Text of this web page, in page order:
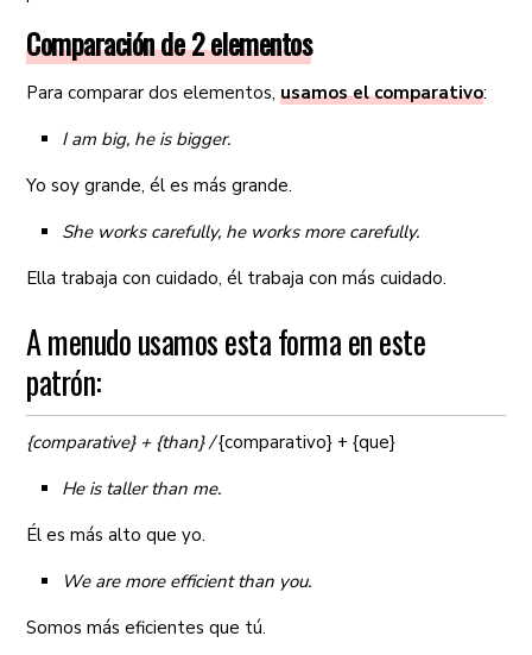
Comparación de 2 elementos
Para comparar dos elementos,usamos el comparativo:
I am big, he is bigger.
Yo soy grande, él es más grande.
She works carefully, he works more carefully.
Ella trabaja con cuidado, él trabaja con más cuidado.
A menudo usamos esta forma en este
patrón:
{comparative} + {than} /{comparativo} + {que}
He is taller than me.
Él es más alto que yo.
We are more efficient than you.
Somos más eficientes que tú.